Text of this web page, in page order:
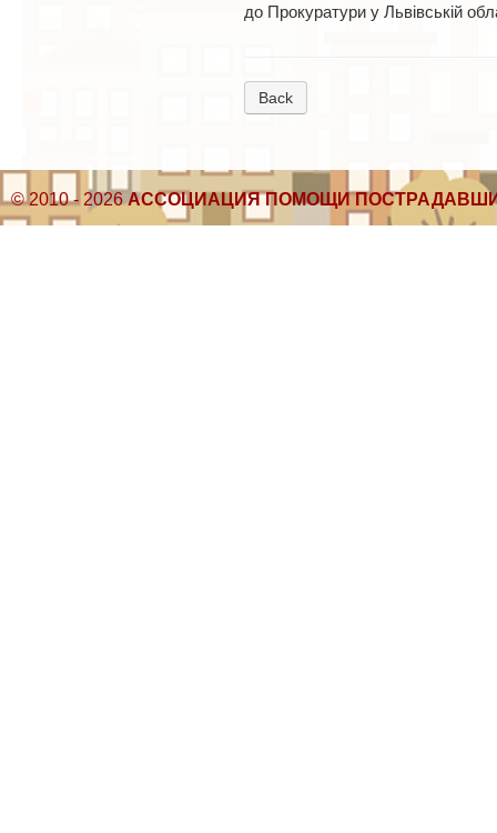
до Прокуратури у Львівській
Back
© 2010 - 2026АССОЦИАЦИЯ ПОМОЩИ